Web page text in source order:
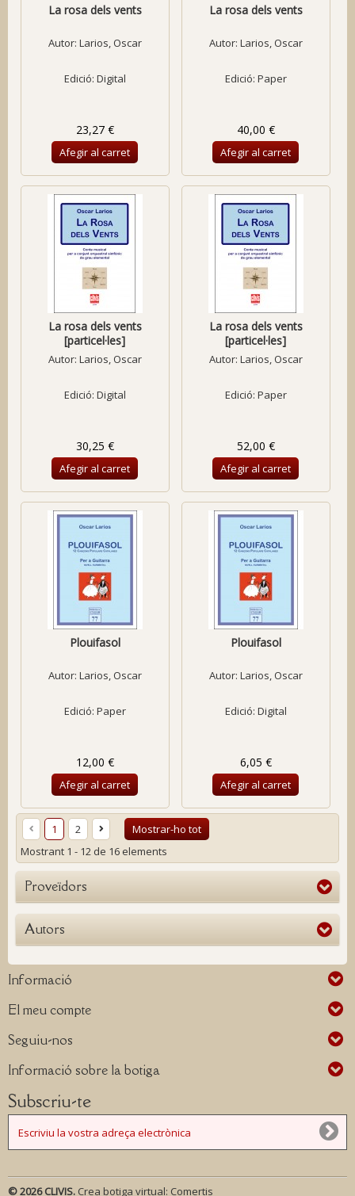
La rosa dels vents
Autor: Larios, Oscar
Edició: Digital
23,27 €
Afegir al carret
La rosa dels vents
Autor: Larios, Oscar
Edició: Paper
40,00 €
Afegir al carret
La rosa dels vents
[particel·les]
Autor: Larios, Oscar
Edició: Digital
30,25 €
Afegir al carret
La rosa dels vents
[particel·les]
Autor: Larios, Oscar
Edició: Paper
52,00 €
Afegir al carret
Plouifasol
Autor: Larios, Oscar
Edició: Paper
12,00 €
Afegir al carret
Plouifasol
Autor: Larios, Oscar
Edició: Digital
6,05 €
Afegir al carret
Mostrar-ho tot
1
2
Mostrant 1 - 12 de 16 elements
Proveïdors
Autors
Informació
El meu compte
Seguiu-nos
Informació sobre la botiga
Subscriu-te
© 2026 CLIVIS. Crea botiga virtual: Comertis